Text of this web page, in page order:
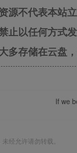
源不代表本站
止以任何方式
多存储在云盘
If we
经允许请勿转载。